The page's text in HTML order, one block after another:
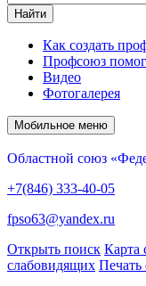
Найти
Как создать
Профсоюз помог
Видео
Фотогалерея
Мобильное меню
Областной союз
+7(846) 333-40-05
fpso63@yandex.ru
Открыть поиск Карта
слабовидящих Печать